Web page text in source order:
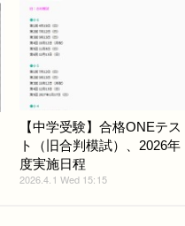
【中学受験】合格ONEテス
ト（旧合判模試）、2026年
度実施日程
2026.4.1 Wed 15:15